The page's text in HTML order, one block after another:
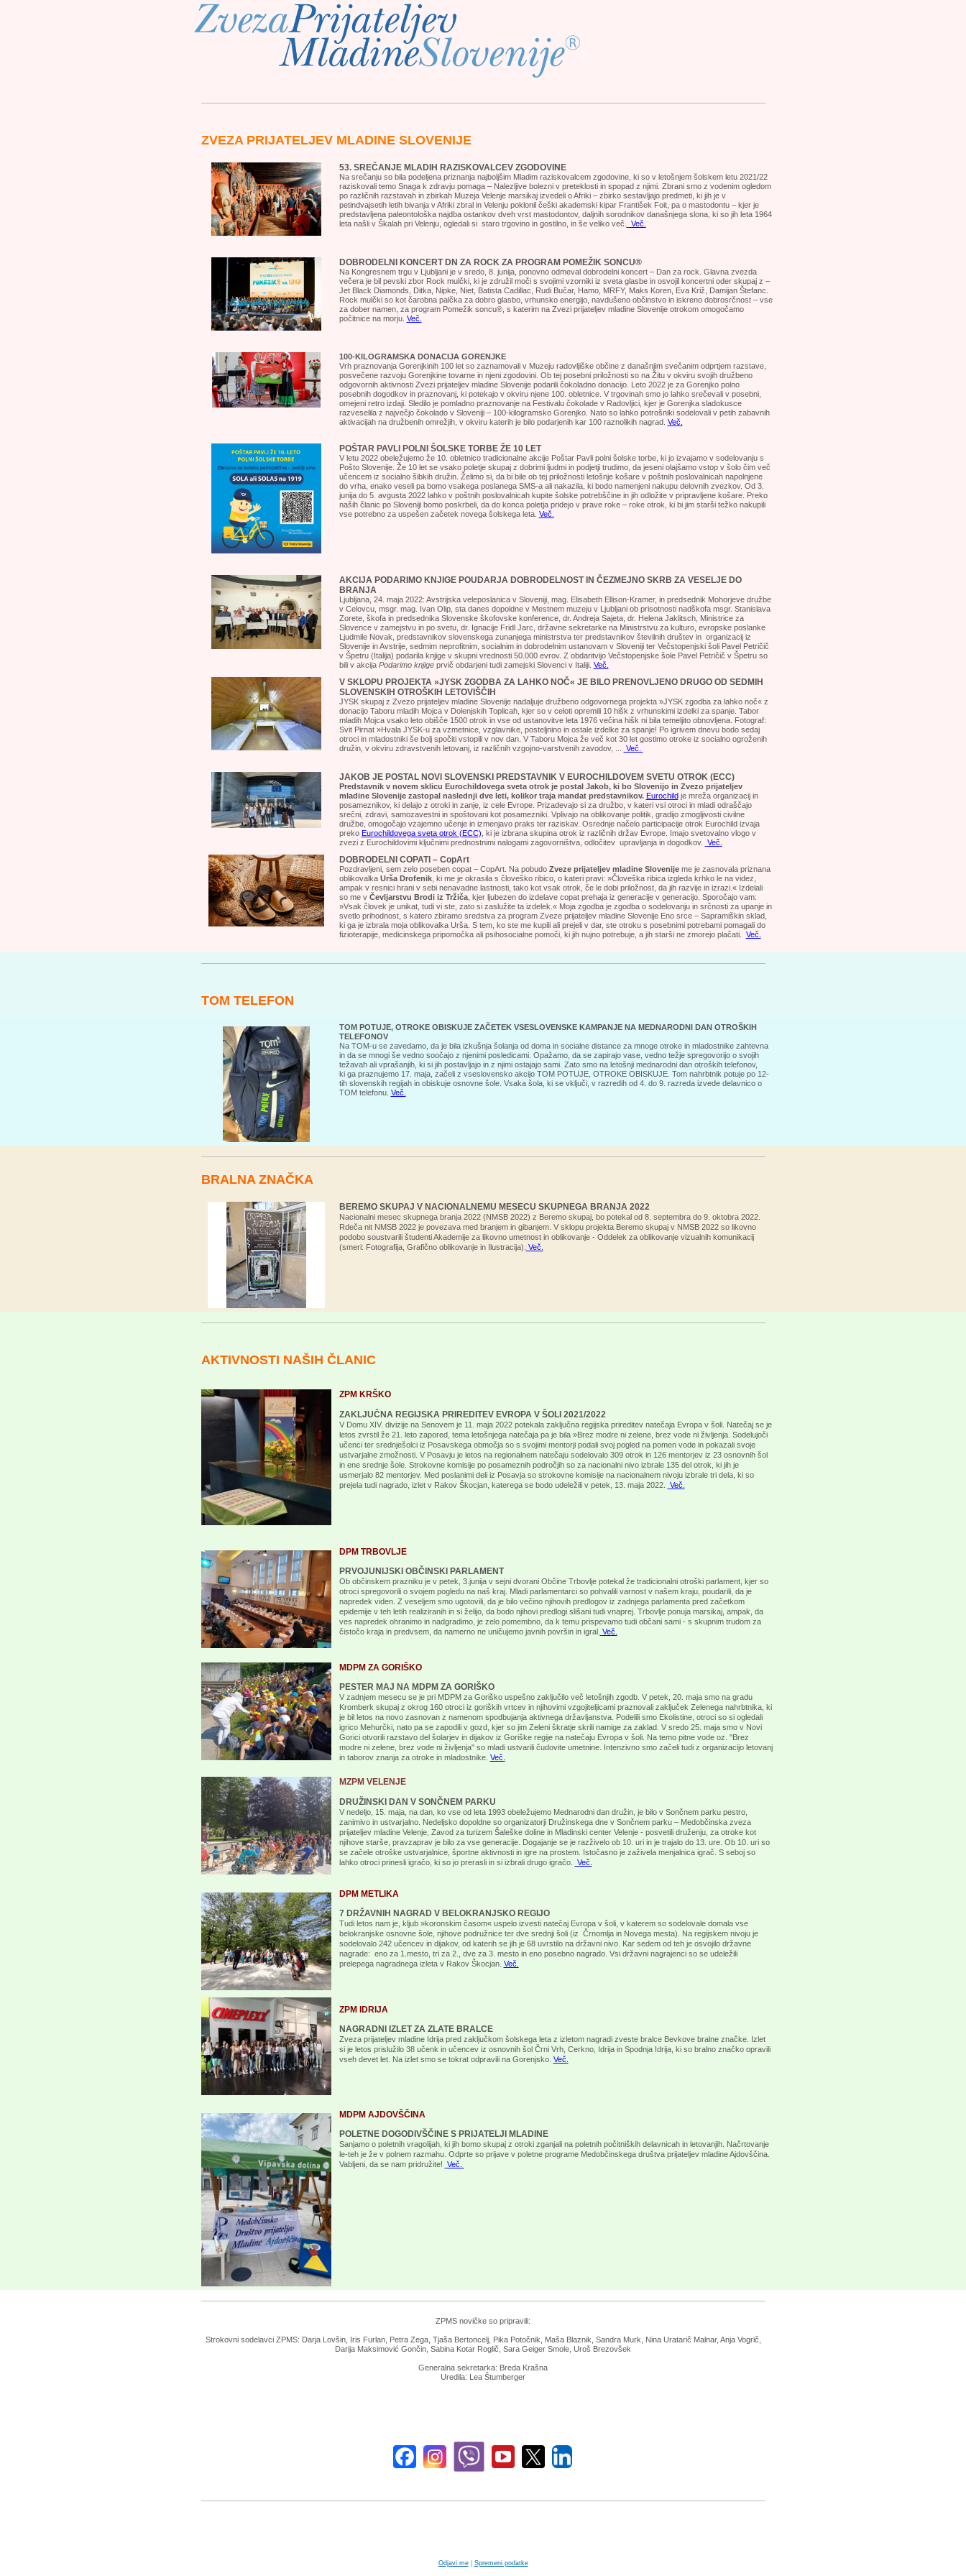
ZVEZA PRIJATELJEV MLADINE SLOVENIJE
53. SREČANJE MLADIH RAZISKOVALCEV ZGODOVINE
Na srečanju so bila podeljena priznanja najboljšim Mladim raziskovalcem zgodovine, ki so v letošnjem šolskem letu 2021/22
raziskovali temo Snaga k zdravju pomaga – Nalezljive bolezni v preteklosti in spopad z njimi. Zbrani smo z vodenim ogledom
po različnih razstavah in zbirkah Muzeja Velenje marsikaj izvedeli o Afriki – zbirko sestavljajo predmeti, ki jih je v
petindvajsetih letih bivanja v Afriki zbral in Velenju poklonil češki akademski kipar František Foit, pa o mastodontu – kjer je
predstavljena paleontološka najdba ostankov dveh vrst mastodontov, daljnih sorodnikov današnjega slona, ki so jih leta 1964
leta našli v Škalah pri Velenju, ogledali si staro trgovino in gostilno, in še veliko več.
Več.
DOBRODELNI KONCERT DN ZA ROCK ZA PROGRAM POMEŽIK SONCU®
Na Kongresnem trgu v Ljubljani je v sredo, 8. junija, ponovno odmeval dobrodelni koncert – Dan za rock. Glavna zvezda
večera je bil pevski zbor Rock mulčki, ki je združil moči s svojimi vzorniki iz sveta glasbe in osvojil koncertni oder skupaj z –
Jet Black Diamonds, Ditka, Nipke, Niet, Batista Cadillac, Rudi Bučar, Hamo, MRFY, Maks Koren, Eva Križ, Damijan Štefanc.
Rock mulčki so kot čarobna palčka za dobro glasbo, vrhunsko energijo, navdušeno občinstvo in iskreno dobrosrčnost – vse
za dober namen, za program Pomežik soncu®, s katerim na Zvezi prijateljev mladine Slovenije otrokom omogočamo
počitnice na morju. Več.
100-KILOGRAMSKA DONACIJA GORENJKE
Vrh praznovanja Gorenjkinih 100 let so zaznamovali v Muzeju radovljiške občine z današnjim svečanim odprtjem razstave,
posvečene razvoju Gorenjkine tovarne in njeni zgodovini. Ob tej posebni priložnosti so na Žitu v okviru svojih družbeno
odgovornih aktivnosti Zvezi prijateljev mladine Slovenije podarili čokoladno donacijo. Leto 2022 je za Gorenjko polno
posebnih dogodkov in praznovanj, ki potekajo v okviru njene 100. obletnice. V trgovinah smo jo lahko srečevali v posebni,
omejeni retro izdaji. Sledilo je pomladno praznovanje na Festivalu čokolade v Radovljici, kjer je Gorenjka sladokusce
razveselila z največjo čokolado v Sloveniji – 100-kilogramsko Gorenjko. Nato so lahko potrošniki sodelovali v petih zabavnih
aktivacijah na družbenih omrežjih, v okviru katerih je bilo podarjenih kar 100 raznolikih nagrad. Več.
POŠTAR PAVLI POLNI ŠOLSKE TORBE ŽE 10 LET
V letu 2022 obeležujemo že 10. obletnico tradicionalne akcije Poštar Pavli polni šolske torbe, ki jo izvajamo v sodelovanju s
Pošto Slovenije. Že 10 let se vsako poletje skupaj z dobrimi ljudmi in podjetji trudimo, da jeseni olajšamo vstop v šolo čim več
učencem iz socialno šibkih družin. Želimo si, da bi bile ob tej priložnosti letošnje košare v poštnih poslovalnicah napolnjene
do vrha, enako veseli pa bomo vsakega poslanega SMS-a ali nakazila, ki bodo namenjeni nakupu delovnih zvezkov. Od 3.
junija do 5. avgusta 2022 lahko v poštnih poslovalnicah kupite šolske potrebščine in jih odložite v pripravljene košare. Preko
naših članic po Sloveniji bomo poskrbeli, da do konca poletja pridejo v prave roke – roke otrok, ki bi jim starši težko nakupili
vse potrebno za uspešen začetek novega šolskega leta. Več.
AKCIJA PODARIMO KNJIGE POUDARJA DOBRODELNOST IN ČEZMEJNO SKRB ZA VESELJE DO
BRANJA
Ljubljana, 24. maja 2022: Avstrijska veleposlanica v Sloveniji, mag. Elisabeth Ellison-Kramer, in predsednik Mohorjeve družbe
v Celovcu, msgr. mag. Ivan Olip, sta danes dopoldne v Mestnem muzeju v Ljubljani ob prisotnosti nadškofa msgr. Stanislava
Zorete, škofa in predsednika Slovenske škofovske konference, dr. Andreja Sajeta, dr. Helena Jaklitsch, Ministrice za
Slovence v zamejstvu in po svetu, dr. Ignacije Fridl Jarc, državne sekretarke na Ministrstvu za kulturo, evropske poslanke
Ljudmile Novak, predstavnikov slovenskega zunanjega ministrstva ter predstavnikov številnih društev in organizacij iz
Slovenije in Avstrije, sedmim neprofitnim, socialnim in dobrodelnim ustanovam v Sloveniji ter Večstopenjski šoli Pavel Petričič
v Špetru (Italija) podarila knjige v skupni vrednosti 50.000 evrov. Z obdaritvijo Večstopenjske šole Pavel Petričič v Špetru so
bili v akcija Podarimo knjigeprvič obdarjeni tudi zamejski Slovenci v Italiji. Več.
V SKLOPU PROJEKTA »JYSK ZGODBA ZA LAHKO NOČ« JE BILO PRENOVLJENO DRUGO OD SEDMIH
SLOVENSKIH OTROŠKIH LETOVIŠČIH
JYSK skupaj z Zvezo prijateljev mladine Slovenije nadaljuje družbeno odgovornega projekta »JYSK zgodba za lahko noč« z
donacijo Taboru mladih Mojca v Dolenjskih Toplicah, kjer so v celoti opremili 10 hišk z vrhunskimi izdelki za spanje. Tabor
mladih Mojca vsako leto obišče 1500 otrok in vse od ustanovitve leta 1976 večina hišk ni bila temeljito obnovljena. Fotograf:
Svit Pirnat »Hvala JYSK-u za vzmetnice, vzglavnike, posteljnino in ostale izdelke za spanje! Po igrivem dnevu bodo sedaj
otroci in mladostniki še bolj spočiti vstopili v nov dan. V Taboru Mojca že več kot 30 let gostimo otroke iz socialno ogroženih
družin, v okviru zdravstvenih letovanj, iz različnih vzgojno-varstvenih zavodov, ...
Več.
JAKOB JE POSTAL NOVI SLOVENSKI PREDSTAVNIK V EUROCHILDOVEM SVETU OTROK (ECC)
Predstavnik v novem sklicu Eurochildovega sveta otrok je postal Jakob, ki bo Slovenijo in Zvezo prijateljev
mladine Slovenije zastopal naslednji dve leti, kolikor traja mandat predstavnikov. Eurochildje mreža organizacij in
posameznikov, ki delajo z otroki in zanje, iz cele Evrope. Prizadevajo si za družbo, v kateri vsi otroci in mladi odraščajo
srečni, zdravi, samozavestni in spoštovani kot posamezniki. Vplivajo na oblikovanje politik, gradijo zmogljivosti civilne
družbe, omogočajo vzajemno učenje in izmenjavo praks ter raziskav. Osrednje načelo participacije otrok Eurochild izvaja
preko Eurochildovega sveta otrok (ECC) , ki je izbrana skupina otrok iz različnih držav Evrope. Imajo svetovalno vlogo v
zvezi z Eurochildovimi ključnimi prednostnimi nalogami zagovorništva, odločitev upravljanja in dogodkov.
Več
DOBRODELNI COPATI – CopArt
Pozdravljeni, sem zelo poseben copat – CopArt. Na pobudo Zveze prijateljev mladine Slovenijeme je zasnovala priznana
oblikovalka Urša Drofenik, ki me je okrasila s človeško ribico, o kateri pravi: »Človeška ribica izgleda krhko le na videz,
ampak v resnici hrani v sebi nenavadne lastnosti, tako kot vsak otrok, če le dobi priložnost, da jih razvije in izrazi.« Izdelali
so me v Čevljarstvu Brodi iz Tržiča, kjer ljubezen do izdelave copat prehaja iz generacije v generacijo. Sporočajo vam:
»Vsak človek je unikat, tudi vi ste, zato si zaslužite ta izdelek.« Moja zgodba je zgodba o sodelovanju in srčnosti za upanje in
svetlo prihodnost, s katero zbiramo sredstva za program Zveze prijateljev mladine Slovenije Eno srce – Sapramiškin sklad,
ki ga je izbrala moja oblikovalka Urša. S tem, ko ste me kupili ali prejeli v dar, ste otroku s posebnimi potrebami pomagali do
fizioterapije, medicinskega pripomočka ali psihosocialne pomoči, ki jih nujno potrebuje, a jih starši ne zmorejo plačati.
Več.
TOM TELEFON
TOM POTUJE, OTROKE OBISKUJE ZAČETEK VSESLOVENSKE KAMPANJE NA MEDNARODNI DAN OTROŠKIH
TELEFONOV
Na TOM-u se zavedamo, da je bila izkušnja šolanja od doma in socialne distance za mnoge otroke in mladostnike zahtevna
in da se mnogi še vedno soočajo z njenimi posledicami. Opažamo, da se zapirajo vase, vedno težje spregovorijo o svojih
težavah ali vprašanjih, ki si jih postavljajo in z njimi ostajajo sami. Zato smo na letošnji mednarodni dan otroških telefonov,
ki ga praznujemo 17. maja, začeli z vseslovensko akcijo TOM POTUJE, OTROKE OBISKUJE. Tom nahrbtnik potuje po 12-
tih slovenskih regijah in obiskuje osnovne šole. Vsaka šola, ki se vključi, v razredih od 4. do 9. razreda izvede delavnico o
TOM telefonu. Več.
BRALNA ZNAČKA
BEREMO SKUPAJ V NACIONALNEMU MESECU SKUPNEGA BRANJA 2022
Nacionalni mesec skupnega branja 2022 (NMSB 2022) z Beremo skupaj, bo potekal od 8. septembra do 9. oktobra 2022.
Rdeča nit NMSB 2022 je povezava med branjem in gibanjem. V sklopu projekta Beremo skupaj v NMSB 2022 so likovno
podobo soustvarili študenti Akademije za likovno umetnost in oblikovanje - Oddelek za oblikovanje vizualnih komunikacij
(smeri: Fotografija, Grafično oblikovanje in Ilustracija). Več.
AKTIVNOSTI NAŠIH ČLANIC
ZPM KRŠKO
ZAKLJUČNA REGIJSKA PRIREDITEV EVROPA V ŠOLI 2021/2022
V Domu XIV. divizije na Senovem je 11. maja 2022 potekala zaključna regijska prireditev natečaja Evropa v šoli. Natečaj se je
letos zvrstil že 21. leto zapored, tema letošnjega natečaja pa je bila »Brez modre ni zelene, brez vode ni življenja. Sodelujoči
učenci ter srednješolci iz Posavskega območja so s svojimi mentorji podali svoj pogled na pomen vode in pokazali svoje
ustvarjalne zmožnosti. V Posavju je letos na regionalnem natečaju sodelovalo 309 otrok in 126 mentorjev iz 23 osnovnih šol
in ene srednje šole. Strokovne komisije po posameznih področjih so za nacionalni nivo izbrale 135 del otrok, ki jih je
usmerjalo 82 mentorjev. Med poslanimi deli iz Posavja so strokovne komisije na nacionalnem nivoju izbrale tri dela, ki so
prejela tudi nagrado, izlet v Rakov Škocjan, katerega se bodo udeležili v petek, 13. maja 2022.
Več
DPM TRBOVLJE
PRVOJUNIJSKI OBČINSKI PARLAMENT
Ob občinskem prazniku je v petek, 3.junija v sejni dvorani Občine Trbovlje potekal že tradicionalni otroški parlament, kjer so
otroci spregovorili o svojem pogledu na naš kraj. Mladi parlamentarci so pohvalili varnost v našem kraju, poudarili, da je
napredek viden. Z veseljem smo ugotovili, da je bilo večino njihovih predlogov iz zadnjega parlamenta pred začetkom
epidemije v teh letih realiziranih in si želijo, da bodo njihovi predlogi slišani tudi vnaprej. Trbovlje ponuja marsikaj, ampak, da
ves napredek ohranimo in nadgradimo, je zelo pomembno, da k temu prispevamo tudi občani sami - s skupnim trudom za
čistočo kraja in predvsem, da namerno ne uničujemo javnih površin in igral. Več.
MDPM ZA GORIŠKO
PESTER MAJ NA MDPM ZA GORIŠKO
V zadnjem mesecu se je pri MDPM za Goriško uspešno zaključilo več letošnjih zgodb. V petek, 20. maja smo na gradu
Kromberk skupaj z okrog 160 otroci iz goriških vrtcev in njihovimi vzgojiteljicami praznovali zaključek Zelenega nahrbtnika, ki
je bil letos na novo zasnovan z namenom spodbujanja aktivnega državljanstva. Podelili smo Ekolistine, otroci so si ogledali
igrico Mehurčki, nato pa se zapodili v gozd, kjer so jim Zeleni škratje skrili namige za zaklad. V sredo 25. maja smo v Novi
Gorici otvorili razstavo del šolarjev in dijakov iz Goriške regije na natečaju Evropa v šoli. Na temo pitne vode oz. "Brez
modre ni zelene, brez vode ni življenja" so mladi ustvarili čudovite umetnine. Intenzivno smo začeli tudi z organizacijo letovanj
in taborov znanja za otroke in mladostnike. Več.
MZPM VELENJE
DRUŽINSKI DAN V SONČNEM PARKU
V nedeljo, 15. maja, na dan, ko vse od leta 1993 obeležujemo Mednarodni dan družin, je bilo v Sončnem parku pestro,
zanimivo in ustvarjalno. Nedeljsko dopoldne so organizatorji Družinskega dne v Sončnem parku – Medobčinska zveza
prijateljev mladine Velenje, Zavod za turizem Šaleške doline in Mladinski center Velenje - posvetili druženju, za otroke kot
njihove starše, pravzaprav je bilo za vse generacije. Dogajanje se je razživelo ob 10. uri in je trajalo do 13. ure. Ob 10. uri so
se začele otroške ustvarjalnice, športne aktivnosti in igre na prostem. Istočasno je zaživela menjalnica igrač. S seboj so
lahko otroci prinesli igračo, ki so jo prerasli in si izbrali drugo igračo.
Več.
DPM METLIKA
7 DRŽAVNIH NAGRAD V BELOKRANJSKO REGIJO
Tudi letos nam je, kljub »koronskim časom« uspelo izvesti natečaj Evropa v šoli, v katerem so sodelovale domala vse
belokranjske osnovne šole, njihove podružnice ter dve srednji šoli (iz Črnomlja in Novega mesta). Na regijskem nivoju je
sodelovalo 242 učencev in dijakov, od katerih se jih je 68 uvrstilo na državni nivo. Kar sedem od teh je osvojilo državne
nagrade: eno za 1.mesto, tri za 2., dve za 3. mesto in eno posebno nagrado. Vsi državni nagrajenci so se udeležili
prelepega nagradnega izleta v Rakov Škocjan. Več.
ZPM IDRIJA
NAGRADNI IZLET ZA ZLATE BRALCE
Zveza prijateljev mladine Idrija pred zaključkom šolskega leta z izletom nagradi zveste bralce Bevkove bralne značke. Izlet
si je letos prislužilo 38 učenk in učencev iz osnovnih šol Črni Vrh, Cerkno, Idrija in Spodnja Idrija, ki so bralno značko opravili
vseh devet let. Na izlet smo se tokrat odpravili na Gorenjsko. Več.
MDPM AJDOVŠČINA
POLETNE DOGODIVŠČINE S PRIJATELJI MLADINE
Sanjamo o poletnih vragolijah, ki jih bomo skupaj z otroki zganjali na poletnih počitniških delavnicah in letovanjih. Načrtovanje
le-teh je že v polnem razmahu. Odprte so prijave v poletne programe Medobčinskega društva prijateljev mladine Ajdovščina.
Vabljeni, da se nam pridružite! Več.
ZPMS novičke so pripravili:
Strokovni sodelavci ZPMS: Darja Lovšin, Iris Furlan, Petra Zega, Tjaša Bertoncelj, Pika Potočnik, Maša Blaznik, Sandra Murk, Nina Uratarič Malnar, Anja Vogrič,
Darija Maksimović Gončin, Sabina Kotar Roglič, Sara Geiger Smole, Uroš Brezovšek
Generalna sekretarka: Breda Krašna
Uredila: Lea Štumberger
Odjavi me| Spremeni podatke